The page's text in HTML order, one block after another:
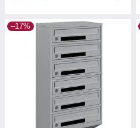
–17%